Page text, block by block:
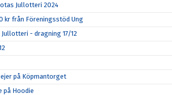
Jullotteri 2024
kr från Föreningsstöd Ung
- dragning 17/12
på Köpmantorget
på Hoodie